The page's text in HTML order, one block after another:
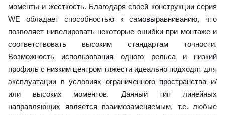
моменты и жесткость. Благодаря своей конструкции серия
WE обладает способностью к самовыравниванию, что
позволяет нивелировать некоторые ошибки при монтаже и
соответствовать высоким стандартам точности.
Возможность использования одного рельса и низкий
профиль с низким центром тяжести идеально подходят для
эксплуатации в условиях ограниченного пространства и/
или высоких моментов. Данный тип линейных
направляющих является взаимозаменяемым, т.е. любые